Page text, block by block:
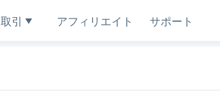
取引 アフィリエイト サポート